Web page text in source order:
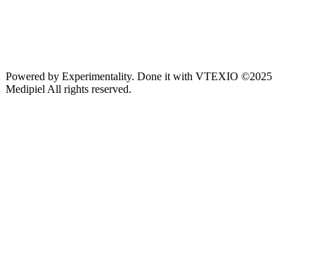
Powered by Experimentality. Done it with VTEXIO ©2025
Medipiel All rights reserved.